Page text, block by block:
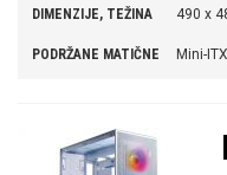
DIMENZIJE, TEŽINA 490 x
PODRŽANE MATIČNE Mini-
cable
mrežasti filter za prašinu s